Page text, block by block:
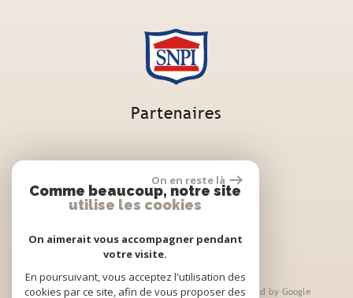
Partenaires
© 2026 | Tous droits réservés | Traduction powered by Google
On en reste là
Comme beaucoup, notre site
utilise les cookies
On aimerait vous accompagner pendant
votre visite.
En poursuivant, vous acceptez l'utilisation des
cookies par ce site, afin de vous proposer des